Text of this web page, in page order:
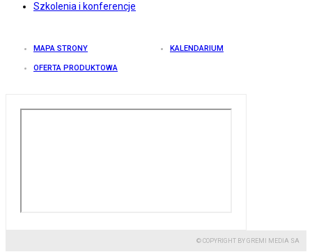
Szkolenia i konferencje
MAPA STRONY KALENDARIUM
OFERTA PRODUKTOWA
© COPYRIGHT BY GREMI MEDIA SA